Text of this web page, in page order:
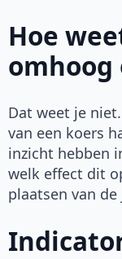
Hoe
omhoog
Dat weet je
van een koers
inzicht hebben
welk effect dit
plaatsen van